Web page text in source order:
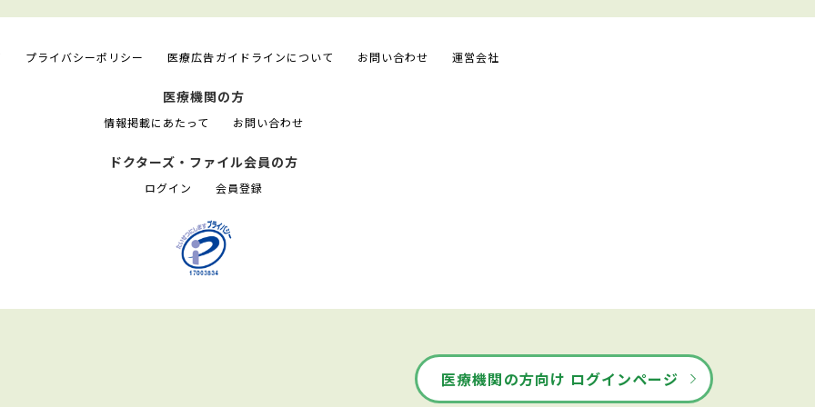
プライバシーポリシー 医療広告ガイドラインについて お問い合わせ 運営会社
医療機関の方
情報掲載にあたって お問い合わせ
ドクターズ・ファイル会員の方
ログイン 会員登録
医療機関の方向け ログインページ